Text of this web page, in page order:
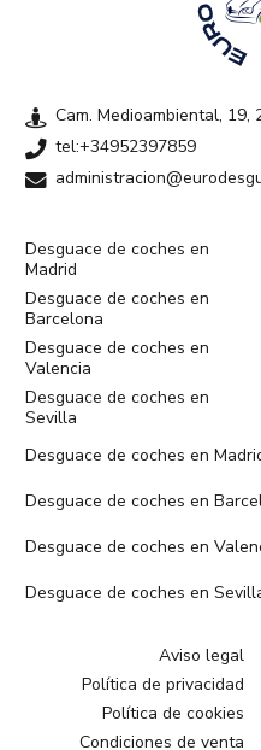
Cam. Medioambiental, 19,
tel:+34952397859
Desguace de coches en
Madrid
Desguace de coches en
Barcelona
Desguace de coches en
Valencia
Desguace de coches en
Sevilla
Desguace de coches en
Desguace de coches en
Desguace de coches en
Desguace de coches en
Aviso legal
Política de privacidad
Política de cookies
Condiciones de venta